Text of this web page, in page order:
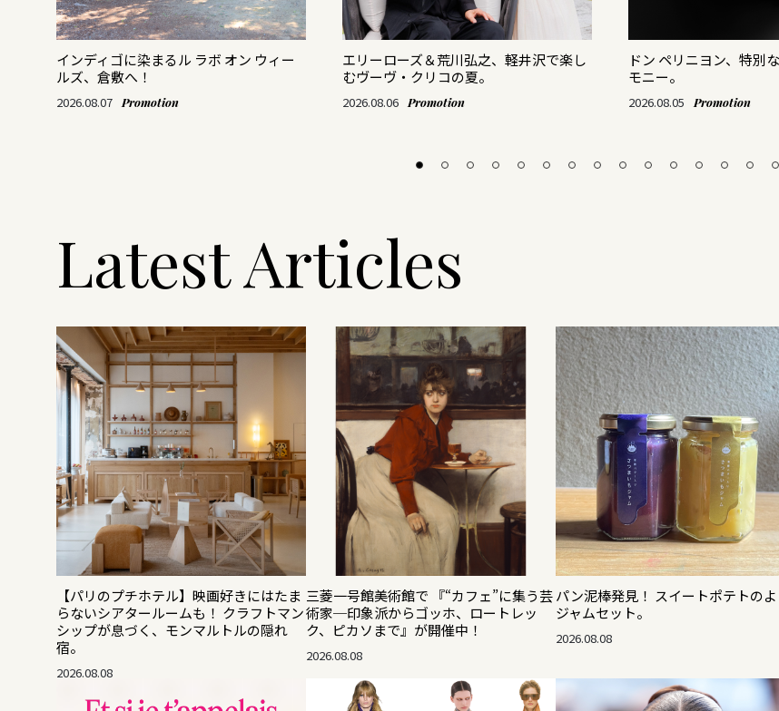
インディゴに染まるル ラボ オン ウィー
ルズ、倉敷へ！
2026.08.07 Promotion
エリーローズ＆荒川弘之、軽井沢で楽し
むヴーヴ・クリコの夏。
2026.08.06 Promotion
ドン ペリニヨン、特別
モニー。
2026.08.05 Promotion
Latest Articles
【パリのプチホテル】映画好きにはたま
らないシアタールームも！ クラフトマン
シップが息づく、モンマルトルの隠れ
宿。
2026.08.08
三菱一号館美術館で 『“カフェ”に集う芸
術家─印象派からゴッホ、ロートレッ
ク、ピカソまで』が開催中！
2026.08.08
パン泥棒発見！ スイートポテトの
ジャムセット。
2026.08.08